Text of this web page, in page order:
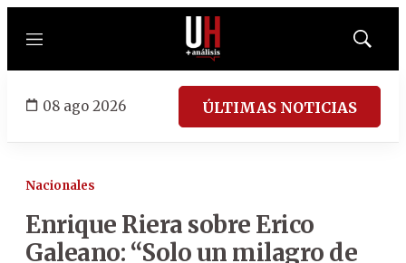
Menú
Mostrar
08 ago 2026 ÚLTIMAS NOTICIAS
Nacionales
Enrique Riera sobre Erico
Galeano: “Solo un milagro de